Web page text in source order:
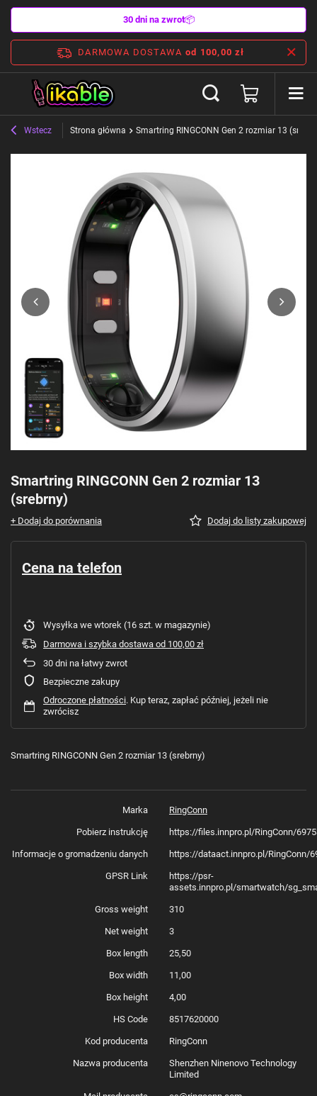
30 dni na zwrot📦
DARMOWA DOSTAWA od 100,00 zł
Wstecz Strona główna Smartring RINGCONN Gen 2 rozmiar 13
Smartring RINGCONN Gen 2 rozmiar 13
(srebrny)
+ Dodaj do porównania Dodaj do listy zakupowej
Cena na telefon
Wysyłka we wtorek (16 szt. w magazynie)
Darmowa i szybka dostawa od 100,00 zł
30 dni na łatwy zwrot
Bezpieczne zakupy
Odroczone płatności. Kup teraz, zapłać później, jeżeli nie
zwrócisz
Smartring RINGCONN Gen 2 rozmiar 13 (srebrny)
Marka RingConn
Pobierz instrukcję https://files.innpro.pl/RingConn/
Informacje o gromadzeniu danych https://dataact.innpro.pl/RingConn/
GPSR Link
https://psr-
assets.innpro.pl/smartwatch/
Gross weight 310
Net weight 3
Box length 25,50
Box width 11,00
Box height 4,00
HS Code 8517620000
Kod producenta RingConn
Nazwa producenta
Shenzhen Ninenovo Technology
Limited